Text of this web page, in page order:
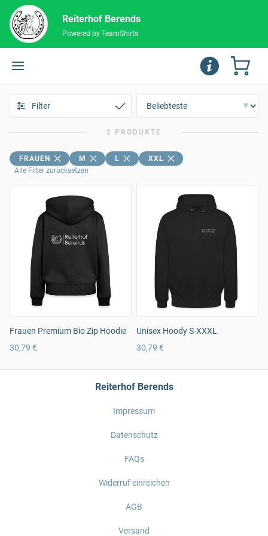
Reiterhof Berends
Powered by TeamShirts
Filter
2 PRODUKTE
FRAUEN M L
XXL
Alle Filter zurücksetzen
Frauen Premium Bio Zip Hoodie
30,79 €
Unisex Hoody S-XXXL
30,79 €
Reiterhof Berends
Impressum
Datenschutz
FAQs
Widerruf einreichen
AGB
Versand